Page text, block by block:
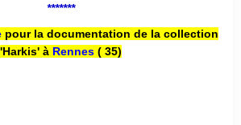
*******
pour la documentation de la collection
'Harkis' à Rennes( 35)